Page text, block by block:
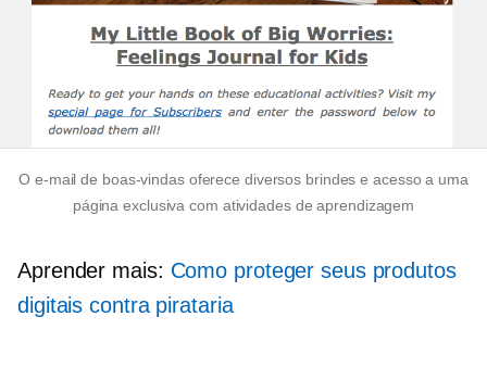
O e-mail de boas-vindas oferece diversos brindes e acesso a uma
página exclusiva com atividades de aprendizagem
Aprender mais: Como proteger seus produtos
digitais contra pirataria